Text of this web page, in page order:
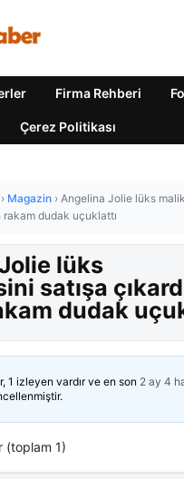
Firma Rehberi
Çerez Politikası
› Magazin › Angelina Jolie lüks
rakam dudak uçuklattı
lüks
satışa
dudak
1 izleyen vardır ve en son 2 ay 4
(toplam 1)